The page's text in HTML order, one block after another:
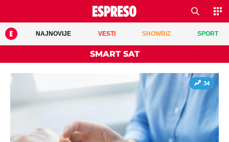
NAJNOVIJE VESTI SHOWBIZ SPORT
SMART SAT
34